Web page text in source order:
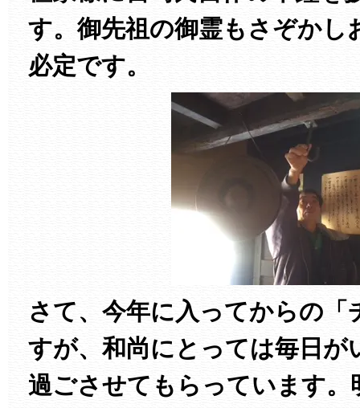
す。御先祖の御霊もさぞかし
必定です。
さて、今年に入ってからの「
すが、和尚にとっては毎日が
過ごさせてもらっています。